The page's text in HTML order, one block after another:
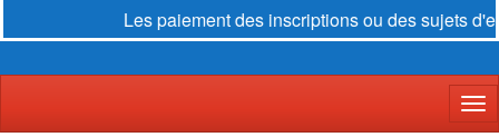
Les paiement des inscriptions ou des sujets